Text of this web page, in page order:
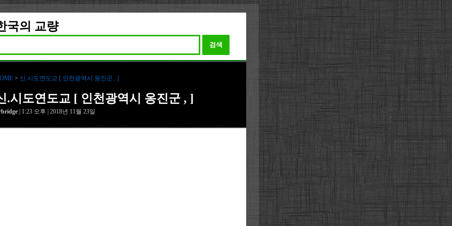
국의 교량
검색
> 신.시도연도교 [ 인천광역시 옹진군 , ]
.시도연도교 [ 인천광역시 옹진군 , ]
| 1:23 오후 | 2018년 11월 23일